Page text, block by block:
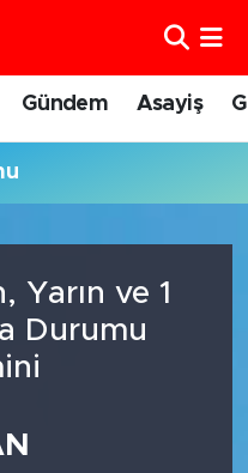
Gündem Asayiş
Yarın ve 1
Durumu
ve Fikstür